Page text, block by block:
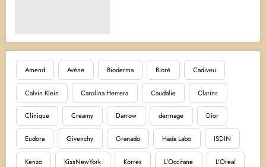
Amend Avène Bioderma Bioré Cadiveu
Calvin Klein Carolina Herrera Caudalie Clarins
Clinique Creamy Darrow dermage Dior
Eudora Givenchy Granado Hada Labo ISDIN
Kenzo KissNewYork Korres L'Occitane L'Oreal